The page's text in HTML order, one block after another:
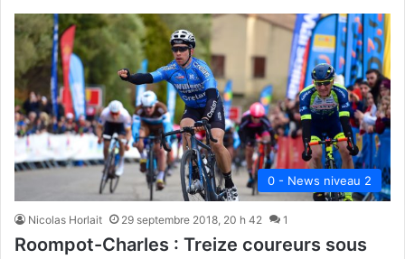
0 - News niveau 2
Nicolas Horlait 29 septembre 2018, 20 h 42 1
Roompot-Charles : Treize coureurs sous